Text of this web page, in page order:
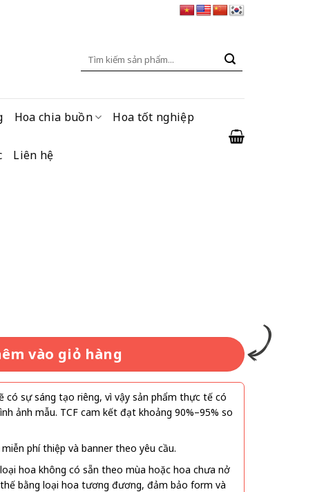
Tìm
Hoa chia buồn Hoa tốt nghiệp
Liên hệ
vào giỏ hàng
có sự sáng tạo riêng, vì vậy sản phẩm thực tế có
ảnh mẫu. TCF cam kết đạt khoảng 90%–95% so
phí thiệp và banner theo yêu cầu.
hoa không có sẵn theo mùa hoặc hoa chưa nở
bằng loại hoa tương đương, đảm bảo form và